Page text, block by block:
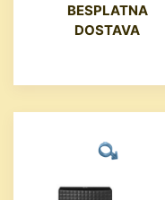
BESPLATNA
DOSTAVA